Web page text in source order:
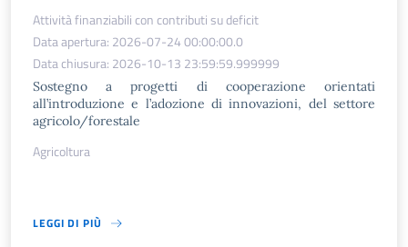
Attività finanziabili con contributi su deficit
Data apertura: 2026-07-24 00:00:00.0
Data chiusura: 2026-10-13 23:59:59.999999
Sostegno a progetti di cooperazione orientati
all’introduzione e l’adozione di innovazioni, del settore
agricolo/forestale
Agricoltura
LEGGI DI PIÙ